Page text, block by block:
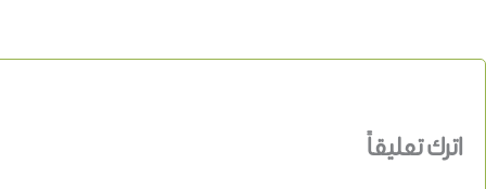
اترك تعليقاً